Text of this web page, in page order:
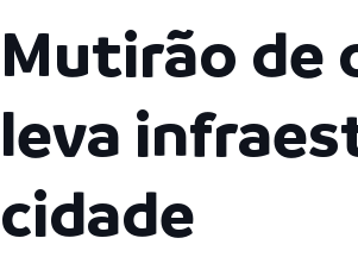
Mutirão de
leva
cidade